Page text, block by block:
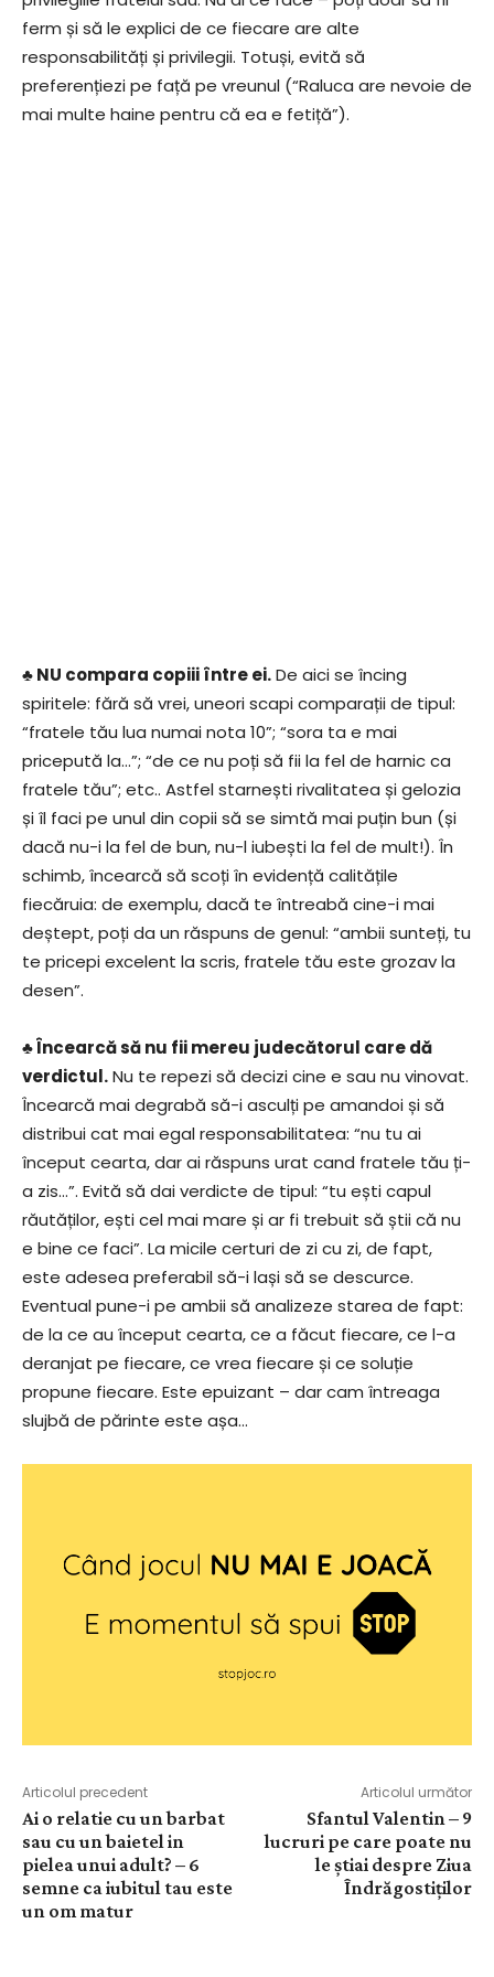
ferm și să le explici de ce fiecare are alte
responsabilități și privilegii. Totuși, evită să
preferențiezi pe față pe vreunul (“Raluca are nevoie de
mai multe haine pentru că ea e fetiță”).
♣ NU compara copiii între ei.De aici se încing
spiritele: fără să vrei, uneori scapi comparații de tipul:
“fratele tău lua numai nota 10”; “sora ta e mai
pricepută la…”; “de ce nu poți să fii la fel de harnic ca
fratele tău”; etc.. Astfel starnești rivalitatea și gelozia
și îl faci pe unul din copii să se simtă mai puțin bun (și
dacă nu-i la fel de bun, nu-l iubești la fel de mult!). În
schimb, încearcă să scoți în evidență calitățile
fiecăruia: de exemplu, dacă te întreabă cine-i mai
deștept, poți da un răspuns de genul: “ambii sunteți, tu
te pricepi excelent la scris, fratele tău este grozav la
desen”.
♣ Încearcă să nu fii mereu judecătorul care dă
verdictul.Nu te repezi să decizi cine e sau nu vinovat.
Încearcă mai degrabă să-i asculți pe amandoi și să
distribui cat mai egal responsabilitatea: “nu tu ai
început cearta, dar ai răspuns urat cand fratele tău ți-
a zis…”. Evită să dai verdicte de tipul: “tu ești capul
răutăților, ești cel mai mare și ar fi trebuit să știi că nu
e bine ce faci”. La micile certuri de zi cu zi, de fapt,
este adesea preferabil să-i lași să se descurce.
Eventual pune-i pe ambii să analizeze starea de fapt:
de la ce au început cearta, ce a făcut fiecare, ce l-a
deranjat pe fiecare, ce vrea fiecare și ce soluție
propune fiecare. Este epuizant – dar cam întreaga
slujbă de părinte este așa…
Articolul precedent
Ai o relatie cu un barbat
sau cu un baietel in
pielea unui adult? – 6
semne ca iubitul tau este
un om matur
Articolul următor
Sfantul Valentin – 9
lucruri pe care poate nu
le știai despre Ziua
Îndrăgostiților